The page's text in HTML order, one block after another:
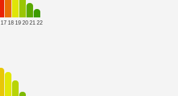
17 18 19 20 21 22